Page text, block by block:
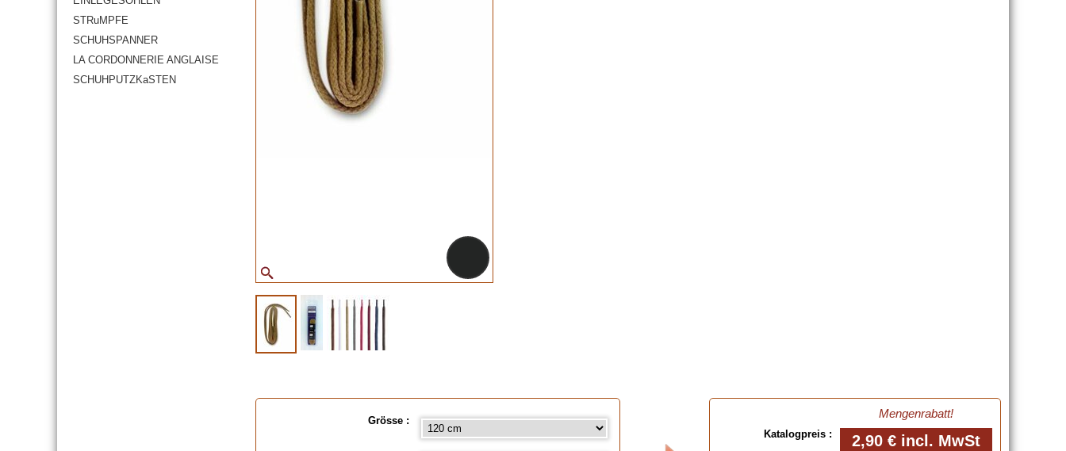
STRuMPFE
SCHUHSPANNER
LA CORDONNERIE ANGLAISE
SCHUHPUTZKaSTEN
Grösse :
Mengenrabatt!
Katalogpreis : 2,90 € incl. MwSt